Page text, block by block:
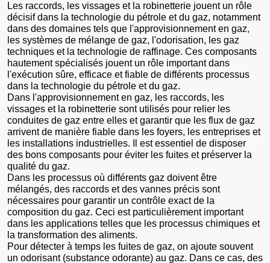
Les raccords, les vissages et la robinetterie jouent un rôle
décisif dans la technologie du pétrole et du gaz, notamment
dans des domaines tels que l'approvisionnement en gaz,
les systèmes de mélange de gaz, l'odorisation, les gaz
techniques et la technologie de raffinage. Ces composants
hautement spécialisés jouent un rôle important dans
l'exécution sûre, efficace et fiable de différents processus
dans la technologie du pétrole et du gaz.
Dans l'approvisionnement en gaz, les raccords, les
vissages et la robinetterie sont utilisés pour relier les
conduites de gaz entre elles et garantir que les flux de gaz
arrivent de manière fiable dans les foyers, les entreprises et
les installations industrielles. Il est essentiel de disposer
des bons composants pour éviter les fuites et préserver la
qualité du gaz.
Dans les processus où différents gaz doivent être
mélangés, des raccords et des vannes précis sont
nécessaires pour garantir un contrôle exact de la
composition du gaz. Ceci est particulièrement important
dans les applications telles que les processus chimiques et
la transformation des aliments.
Pour détecter à temps les fuites de gaz, on ajoute souvent
un odorisant (substance odorante) au gaz. Dans ce cas, des